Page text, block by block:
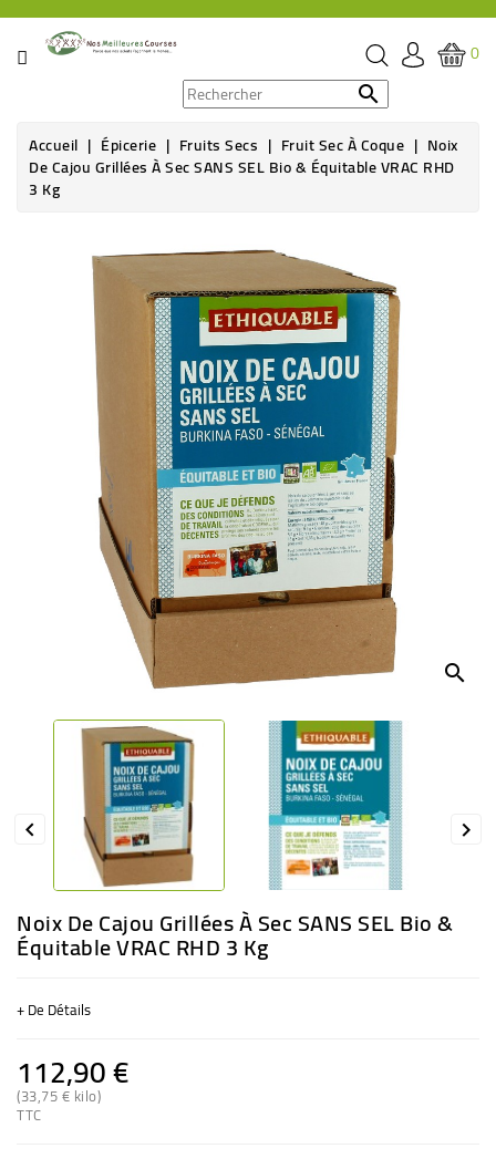
CATÉGORIE
ÉPICERIE
THÉ,
BOISSON
0

Accueil Épicerie Fruits Secs Fruit Sec À Coque Noix
De Cajou Grillées À Sec SANS SEL Bio & Équitable VRAC RHD
3 Kg
search
 
Noix De Cajou Grillées À Sec SANS SEL Bio &
Équitable VRAC RHD 3 Kg
+ De Détails
112,90 €
(33,75 € kilo)
TTC